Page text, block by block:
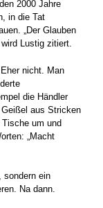
2000 Jahre
in die Tat
„Der Glauben
Lustig zitiert.
nicht. Man
die Händler
aus Stricken
um und
„Macht
sondern ein
Na dann.